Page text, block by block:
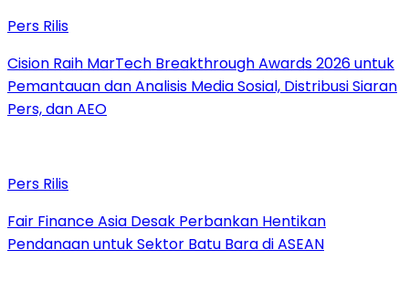
Pers Rilis
Cision Raih MarTech Breakthrough Awards 2026 untuk
Pemantauan dan Analisis Media Sosial, Distribusi Siaran
Pers, dan AEO
Pers Rilis
Fair Finance Asia Desak Perbankan Hentikan
Pendanaan untuk Sektor Batu Bara di ASEAN